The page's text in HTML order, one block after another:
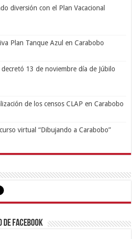
diversión con el Plan Vacacional
Plan Tanque Azul en Carabobo
13 de noviembre día de Júbilo
de los censos CLAP en Carabobo
virtual “Dibujando a Carabobo”
Facebook